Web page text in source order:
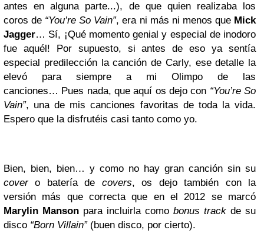
antes en alguna parte...), de que quien realizaba los
coros de “You’re So Vain”, era ni más ni menos que Mick
Jagger… Sí, ¡Qué momento genial y especial de inodoro
fue aquél! Por supuesto, si antes de eso ya sentía
especial predilección la canción de Carly, ese detalle la
elevó para siempre a mi Olimpo de las
canciones… Pues nada, que aquí os dejo con “You’re So
Vain”, una de mis canciones favoritas de toda la vida.
Espero que la disfrutéis casi tanto como yo.
Bien, bien, bien… y como no hay gran canción sin su
covero batería de covers, os dejo también con la
versión más que correcta que en el 2012 se marcó
Marylin Manson para incluirla como bonus track de su
disco “Born Villain”(buen disco, por cierto).